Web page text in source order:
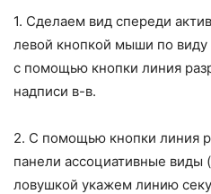
1. Сделаем вид спереди
левой кнопкой мыши по
с помощью кнопки линия
надписи в-в.
2. С помощью кнопки линия
панели ассоциативные виды
ловушкой укажем линию